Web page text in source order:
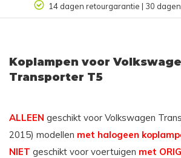
14 dagen retourgarantie | 30
Koplampen voor
Transporter T5
ALLEEN geschikt voor Volkswagen
2015) modellen met halogeen
NIET geschikt voor voertuigen met